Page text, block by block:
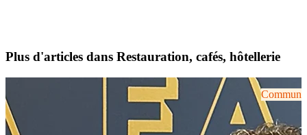
Plus d'articles dans Restauration, cafés, hôtellerie